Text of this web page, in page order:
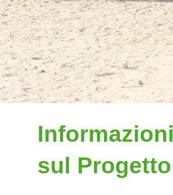
Informazioni
sul Progetto